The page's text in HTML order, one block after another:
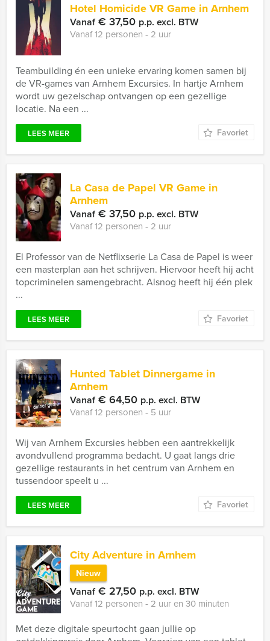
Hotel Homicide VR Game in Arnhem
Vanaf€ 37,50 p.p. excl. BTW
Vanaf 12 personen ‐ 2 uur
Teambuilding én een unieke ervaring komen samen bij
de VR-games van Arnhem Excursies. In hartje Arnhem
wordt uw gezelschap ontvangen op een gezellige
locatie. Na een ...
LEES MEER Favoriet
La Casa de Papel VR Game in
Arnhem
Vanaf€ 37,50 p.p. excl. BTW
Vanaf 12 personen ‐ 2 uur
El Professor van de Netflixserie La Casa de Papel is weer
een masterplan aan het schrijven. Hiervoor heeft hij acht
topcriminelen samengebracht. Alsnog heeft hij één plek
...
LEES MEER Favoriet
Hunted Tablet Dinnergame in
Arnhem
Vanaf€ 64,50 p.p. excl. BTW
Vanaf 12 personen ‐ 5 uur
Wij van Arnhem Excursies hebben een aantrekkelijk
avondvullend programma bedacht. U gaat langs drie
gezellige restaurants in het centrum van Arnhem en
tussendoor speelt u ...
LEES MEER Favoriet
City Adventure in Arnhem
Nieuw
Vanaf€ 27,50 p.p. excl. BTW
Vanaf 12 personen ‐ 2 uur en 30 minuten
Met deze digitale speurtocht gaan jullie op